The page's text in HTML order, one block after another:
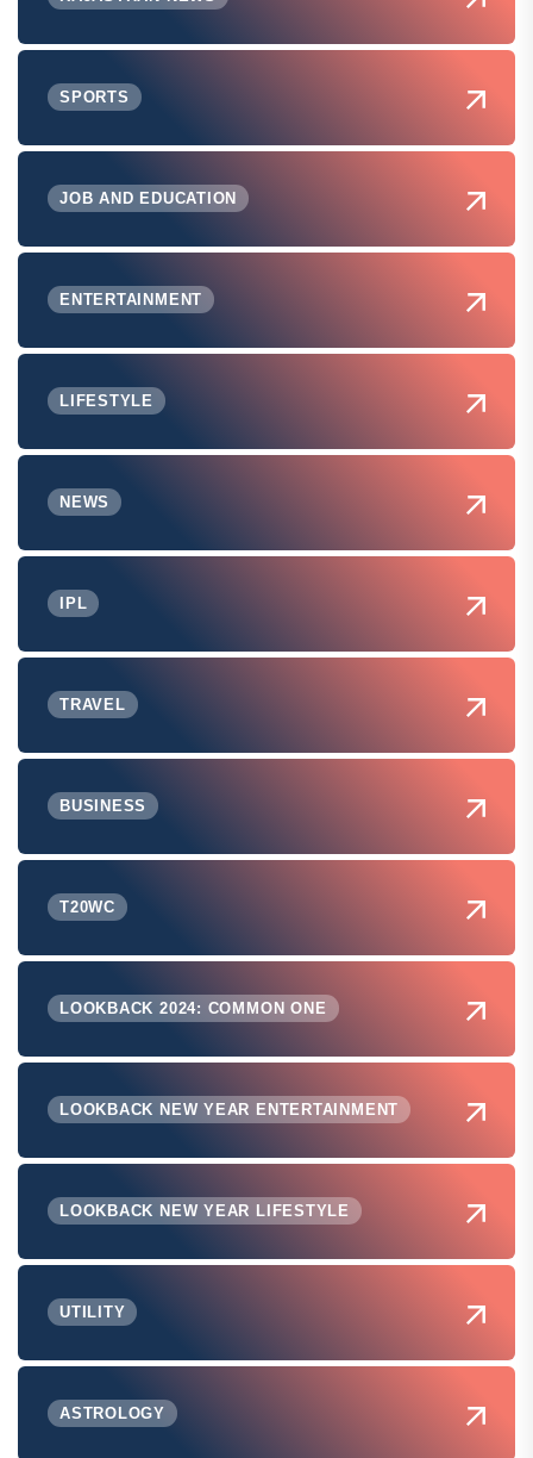
SPORTS
JOB AND EDUCATION
ENTERTAINMENT
LIFESTYLE
NEWS
IPL
TRAVEL
BUSINESS
T20WC
LOOKBACK 2024: COMMON ONE
LOOKBACK NEW YEAR ENTERTAINMENT
LOOKBACK NEW YEAR LIFESTYLE
UTILITY
ASTROLOGY